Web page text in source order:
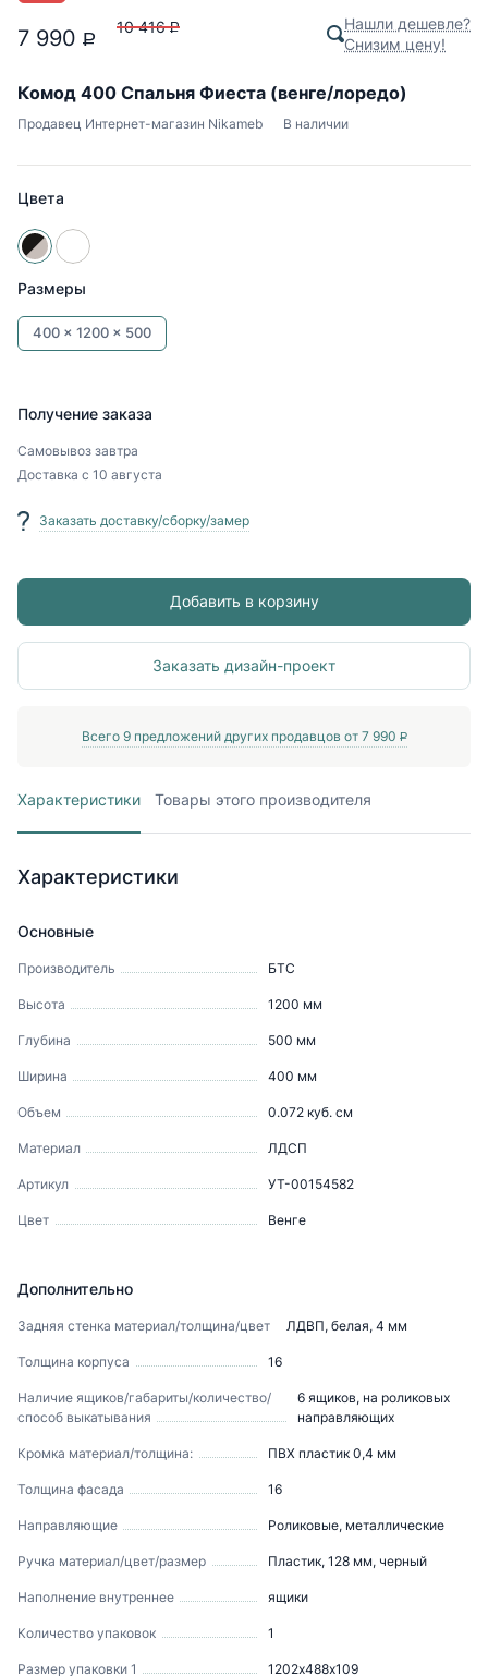
7 990 P
10 416 P
Нашли дешевле?
Снизим цену!
Комод 400 Спальня Фиеста (венге/лоредо)
Продавец Интернет-магазин Nikameb В наличии
Цвета
Размеры
400 x 1200 x 500
Получение заказа
Самовывоз завтра
Доставка с 10 августа
Заказать доставку/сборку/замер
Добавить в корзину
Заказать дизайн-проект
Всего 9предложений других продавцов от 7 990 P
Характеристики Товары этого производителя
Характеристики
Основные
Производитель БТС
Высота 1200 мм
Глубина 500 мм
Ширина 400 мм
Объем 0.072 куб. см
Материал ЛДСП
Артикул УТ-00154582
Цвет Венге
Дополнительно
Задняя стенка материал/толщина/цвет ЛДВП, белая, 4 мм
Толщина корпуса 16
Наличие ящиков/габариты/количество/
способ выкатывания
6 ящиков, на роликовых
направляющих
Кромка материал/толщина: ПВХ пластик 0,4 мм
Толщина фасада 16
Направляющие Роликовые, металлические
Ручка материал/цвет/размер Пластик, 128 мм, черный
Наполнение внутреннее ящики
Количество упаковок 1
Размер упаковки 1 1202х488х109